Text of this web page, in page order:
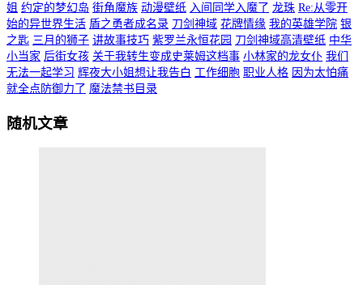
姐 约定的梦幻岛 街角魔族 动漫壁纸 入间同学入魔了 龙珠 Re:从零开
始的异世界生活 盾之勇者成名录 刀剑神域 花牌情缘 我的英雄学院 银
之匙 三月的狮子 讲故事技巧 紫罗兰永恒花园 刀剑神域高清壁纸 中华
小当家 后街女孩 关于我转生变成史莱姆这档事 小林家的龙女仆 我们
无法一起学习 辉夜大小姐想让我告白 工作细胞 职业人格 因为太怕痛
就全点防御力了 魔法禁书目录
随机文章